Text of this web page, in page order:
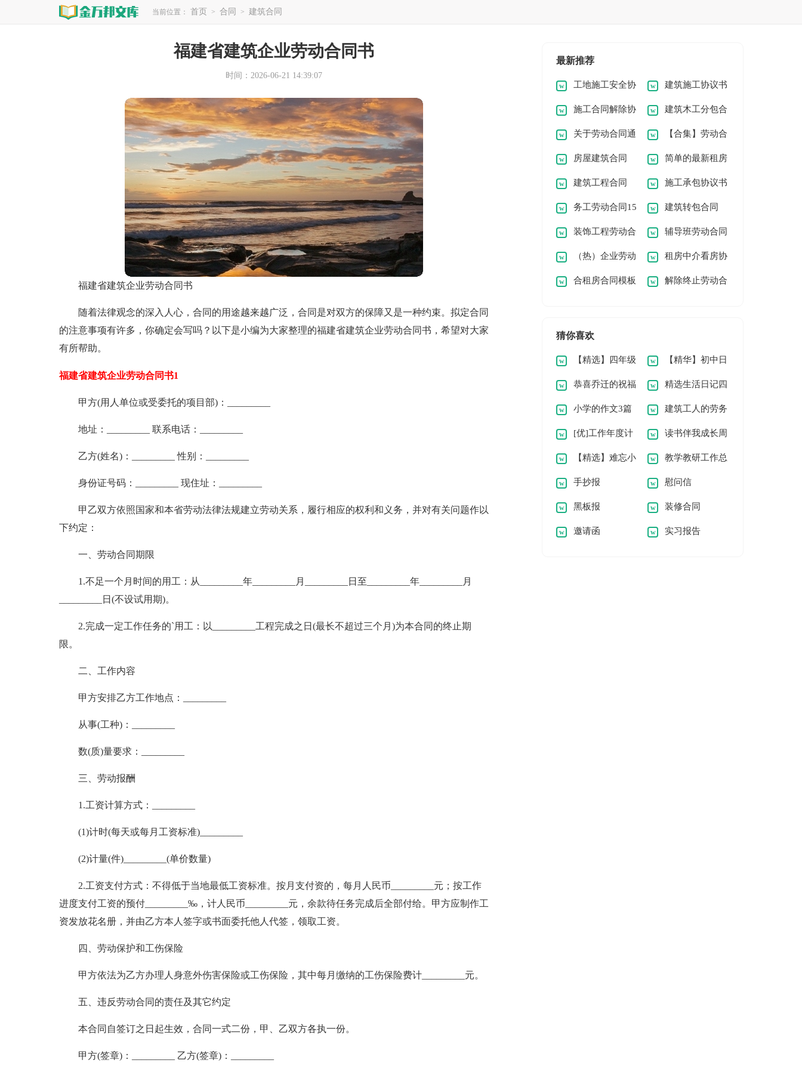
当前位置： 首页 > 合同 > 建筑合同
福建省建筑企业劳动合同书
时间：2026-06-21 14:39:07
福建省建筑企业劳动合同书
随着法律观念的深入人心，合同的用途越来越广泛，合同是对双方的保障又是一种约束。拟定合同
的注意事项有许多，你确定会写吗？以下是小编为大家整理的福建省建筑企业劳动合同书，希望对大家
有所帮助。
福建省建筑企业劳动合同书1
甲方(用人单位或受委托的项目部)：_________
地址：_________ 联系电话：_________
乙方(姓名)：_________ 性别：_________
身份证号码：_________ 现住址：_________
甲乙双方依照国家和本省劳动法律法规建立劳动关系，履行相应的权利和义务，并对有关问题作以
下约定：
一、劳动合同期限
1.不足一个月时间的用工：从_________年_________月_________日至_________年_________月
_________日(不设试用期)。
2.完成一定工作任务的`用工：以_________工程完成之日(最长不超过三个月)为本合同的终止期
限。
二、工作内容
甲方安排乙方工作地点：_________
从事(工种)：_________
数(质)量要求：_________
三、劳动报酬
1.工资计算方式：_________
(1)计时(每天或每月工资标准)_________
(2)计量(件)_________(单价数量)
2.工资支付方式：不得低于当地最低工资标准。按月支付资的，每月人民币_________元；按工作
进度支付工资的预付_________‰，计人民币_________元，余款待任务完成后全部付给。甲方应制作工
资发放花名册，并由乙方本人签字或书面委托他人代签，领取工资。
四、劳动保护和工伤保险
甲方依法为乙方办理人身意外伤害保险或工伤保险，其中每月缴纳的工伤保险费计_________元。
五、违反劳动合同的责任及其它约定
本合同自签订之日起生效，合同一式二份，甲、乙双方各执一份。
甲方(签章)：_________ 乙方(签章)：_________
最新推荐
工地施工安全协
议书
建筑施工协议书
（精选16篇）
施工合同解除协
议书的范文
建筑木工分包合
同
关于劳动合同通
用15篇
【合集】劳动合
同书
房屋建筑合同
(15篇)
简单的最新租房
合同续租合同模板
建筑工程合同
【热门】
施工承包协议书
2篇
务工劳动合同15
篇（优）
建筑转包合同
装饰工程劳动合
同
辅导班劳动合同
（通用22篇）
（热）企业劳动
合同15篇
租房中介看房协
议
合租房合同模板 解除终止劳动合
猜你喜欢
【精选】四年级
周记3篇
【精华】初中日
记集合五篇
恭喜乔迁的祝福
语
精选生活日记四
篇
小学的作文3篇
【精品】
建筑工人的劳务
合同
[优]工作年度计
划3篇
读书伴我成长周
记
【精选】难忘小
学作文600字三篇
教学教研工作总
结
手抄报 慰问信
黑板报 装修合同
邀请函 实习报告